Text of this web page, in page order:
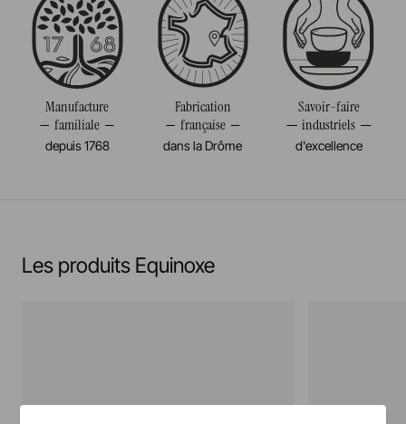
Passe au micro-onde
Résiste au congélateur et aux chocs thermiques
(-20°c)
Pas de cuisson à la flamme, ni gaz, ni électrique
Volume 75CL
Poids 0,610KG
Manufacture
familiale
depuis 1768
Fabrication
française
dans la Drôme
Savoir-faire
industriels
d'excellence
Les produits Equinoxe